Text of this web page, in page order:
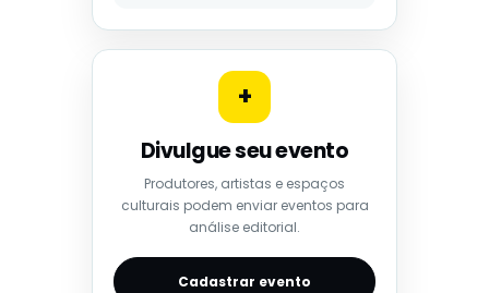
+
Divulgue seu evento
Produtores, artistas e espaços
culturais podem enviar eventos para
análise editorial.
Cadastrar evento